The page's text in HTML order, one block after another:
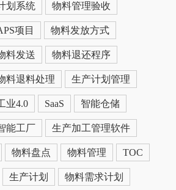
划系统 物料管理验收
项目 物料发放方式
料发送 物料退还程序
料退料处理 生产计划管理
业4.0 SaaS 智能仓储
能工厂 生产加工管理软件
物料盘点 物料管理 TOC
生产计划 物料需求计划